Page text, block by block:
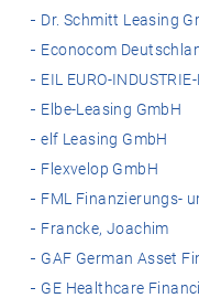
Dr. Schmitt Leasing
Econocom
EIL EURO-
Elbe-Leasing GmbH
elf Leasing GmbH
Flexvelop GmbH
FML Finanzierungs-
Francke, Joachim
GAF German Asset
GE Healthcare